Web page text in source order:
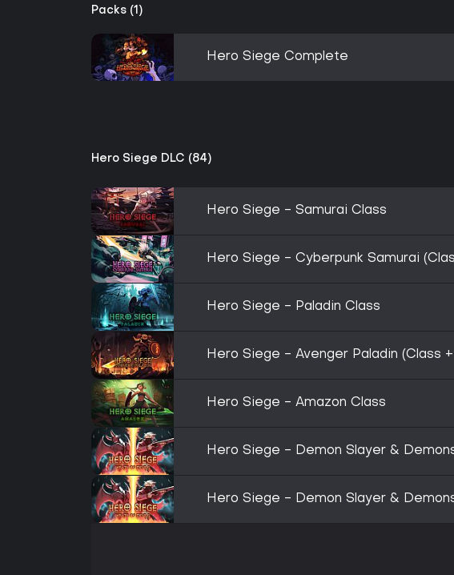
Packs (1)
Hero Siege Complete
Hero Siege DLC (84)
Hero Siege - Samurai Class
Hero Siege - Cyberpunk Samurai
Hero Siege - Paladin Class
Hero Siege - Avenger Paladin (Class +
Hero Siege - Amazon Class
Hero Siege - Demon Slayer &
Hero Siege - Demon Slayer &